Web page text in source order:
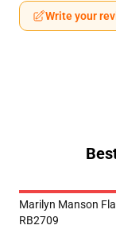
Write your
Marilyn Manson
RB2709